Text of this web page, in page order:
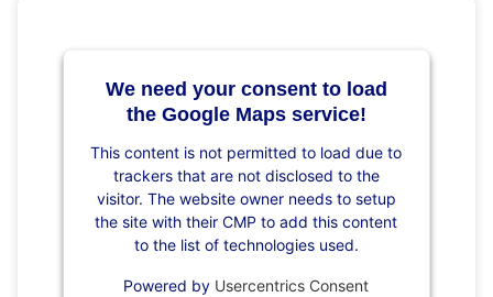
We need your consent to load
the Google Maps service!
This content is not permitted to load due to
trackers that are not disclosed to the
visitor. The website owner needs to setup
the site with their CMP to add this content
to the list of technologies used.
Powered by Usercentrics Consent